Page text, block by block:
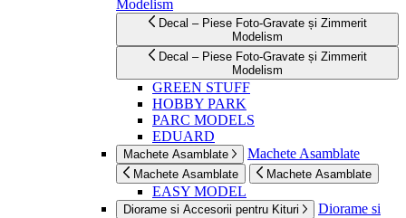
Modelism
Decal – Piese Foto-Gravate și Zimmerit
Modelism
Decal – Piese Foto-Gravate și Zimmerit
Modelism
GREEN STUFF
HOBBY PARK
PARC MODELS
EDUARD
Machete Asamblate Machete Asamblate
Machete Asamblate Machete Asamblate
EASY MODEL
Diorame si Accesorii pentru Kituri
Diorame si